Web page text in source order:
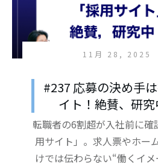
11月 28, 2025
#237 応募の決め手
イト！絶賛、研究
転職者の6割超が入社前に確
用サイト」。求人票やホー
けでは伝わらない“働くイ